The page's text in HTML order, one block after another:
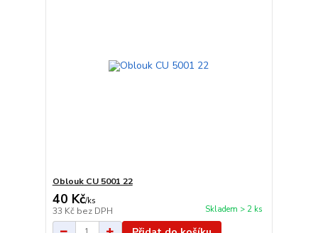
Oblouk CU 5001 22
40 Kč/ks
33 Kč bez DPH Skladem > 2 ks